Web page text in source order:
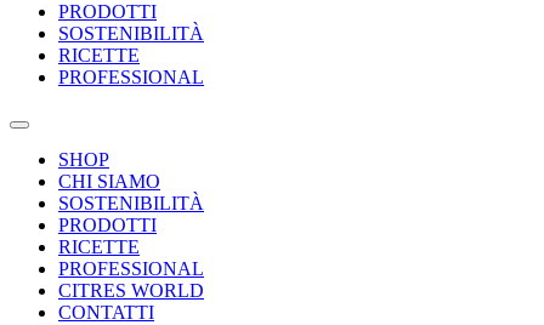
PRODOTTI
SOSTENIBILITÀ
RICETTE
PROFESSIONAL
SHOP
CHI SIAMO
SOSTENIBILITÀ
PRODOTTI
RICETTE
PROFESSIONAL
CITRES WORLD
CONTATTI